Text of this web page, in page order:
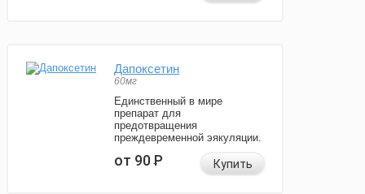
Дапоксетин
60мг
Единственный в мире
препарат для
предотвращения
преждевременной эякуляции.
от 90Р Купить